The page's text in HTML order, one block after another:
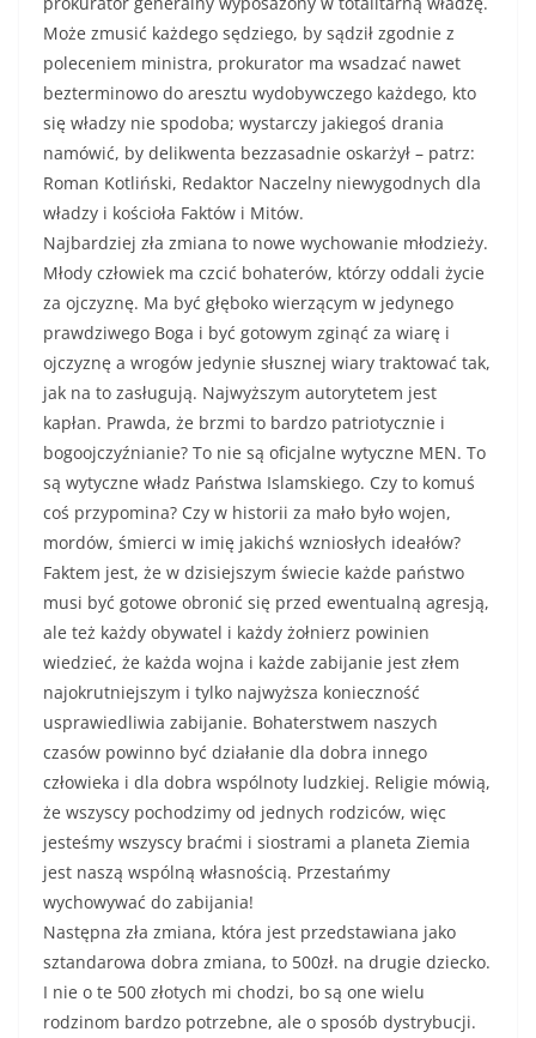
Może zmusić każdego sędziego, by sądził zgodnie z
poleceniem ministra, prokurator ma wsadzać nawet
bezterminowo do aresztu wydobywczego każdego, kto
się władzy nie spodoba; wystarczy jakiegoś drania
namówić, by delikwenta bezzasadnie oskarżył – patrz:
Roman Kotliński, Redaktor Naczelny niewygodnych dla
władzy i kościoła Faktów i Mitów.
Najbardziej zła zmiana to nowe wychowanie młodzieży.
Młody człowiek ma czcić bohaterów, którzy oddali życie
za ojczyznę. Ma być głęboko wierzącym w jedynego
prawdziwego Boga i być gotowym zginąć za wiarę i
ojczyznę a wrogów jedynie słusznej wiary traktować tak,
jak na to zasługują. Najwyższym autorytetem jest
kapłan. Prawda, że brzmi to bardzo patriotycznie i
bogoojczyźnianie? To nie są oficjalne wytyczne MEN. To
są wytyczne władz Państwa Islamskiego. Czy to komuś
coś przypomina? Czy w historii za mało było wojen,
mordów, śmierci w imię jakichś wzniosłych ideałów?
Faktem jest, że w dzisiejszym świecie każde państwo
musi być gotowe obronić się przed ewentualną agresją,
ale też każdy obywatel i każdy żołnierz powinien
wiedzieć, że każda wojna i każde zabijanie jest złem
najokrutniejszym i tylko najwyższa konieczność
usprawiedliwia zabijanie. Bohaterstwem naszych
czasów powinno być działanie dla dobra innego
człowieka i dla dobra wspólnoty ludzkiej. Religie mówią,
że wszyscy pochodzimy od jednych rodziców, więc
jesteśmy wszyscy braćmi i siostrami a planeta Ziemia
jest naszą wspólną własnością. Przestańmy
wychowywać do zabijania!
Następna zła zmiana, która jest przedstawiana jako
sztandarowa dobra zmiana, to 500zł. na drugie dziecko.
I nie o te 500 złotych mi chodzi, bo są one wielu
rodzinom bardzo potrzebne, ale o sposób dystrybucji.